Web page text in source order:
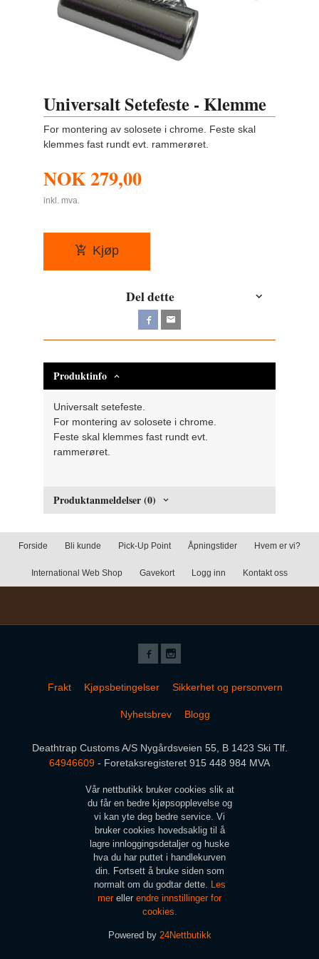
Universalt Setefeste - Klemme
For montering av solosete i chrome. Feste skal
klemmes fast rundt evt. rammerøret.
NOK279,00
inkl. mva.
Kjøp
Del dette
Produktinfo
Universalt setefeste.
For montering av solosete i chrome.
Feste skal klemmes fast rundt evt.
rammerøret.
Produktanmeldelser (0)
Forside Bli kunde Pick-Up Point Åpningstider Hvem er vi?
International Web Shop Gavekort Logg inn Kontakt oss
Frakt Kjøpsbetingelser Sikkerhet og personvern
Nyhetsbrev Blogg
Deathtrap Customs A/S Nygårdsveien 55, B 1423 Ski Tlf.
64946609 - Foretaksregisteret 915 448 984 MVA
Vår nettbutikk bruker cookies slik at
du får en bedre kjøpsopplevelse og
vi kan yte deg bedre service. Vi
bruker cookies hovedsaklig til å
lagre innloggingsdetaljer og huske
hva du har puttet i handlekurven
din. Fortsett å bruke siden som
normalt om du godtar dette. Les
mer eller endre innstillinger for
cookies.
Powered by 24Nettbutikk